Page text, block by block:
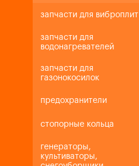
запчасти для виброплит
запчасти для
водонагревателей
запчасти для
газонокосилок
предохранители
стопорные кольца
генераторы,
культиваторы,